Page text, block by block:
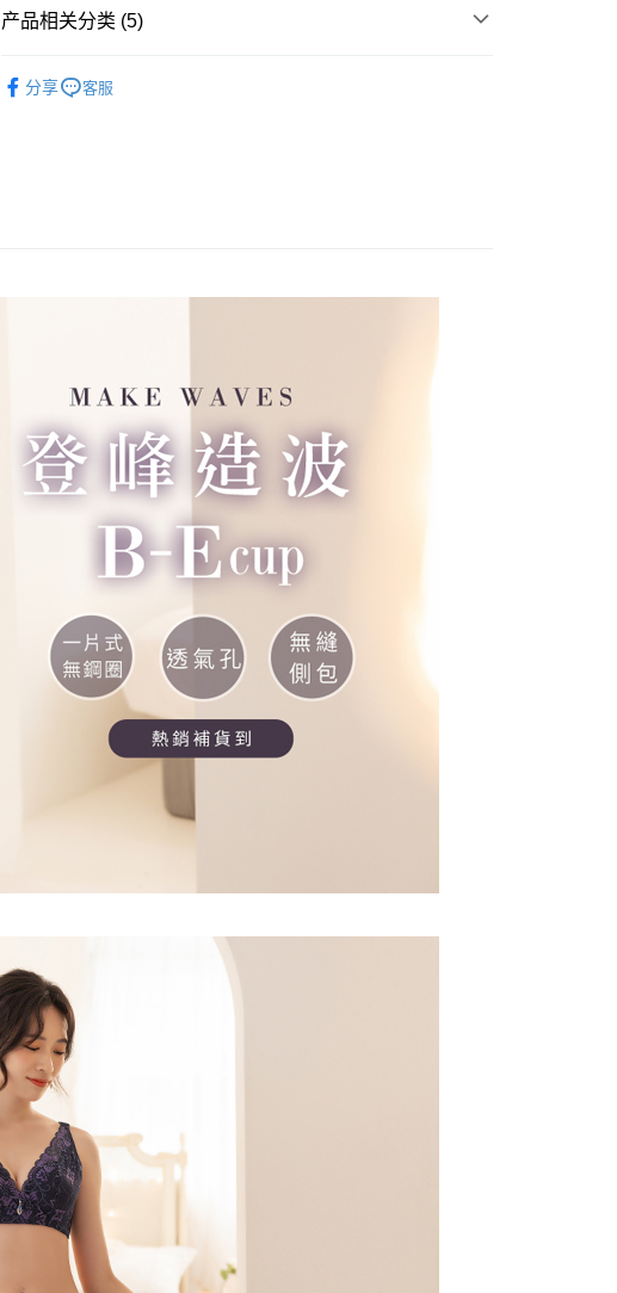
【注意事项】
1. 本服务系由 “台湾大哥大股份有限公司”所提供，让用户于交易时，得通
本公司后，依约使用本公司账单缴交账款。
2. 基于同意付款使用 “大哥付你分期”之契约关系目的，商店将以您的个人
繳費期限，為商家向您請款的時間，再加上使用AFTEE可延長的天數所計
算出。使用AFTEE下訂可以延長您收到商品前的繳費天數，但無法保證一
收到商品與否，仍需要請您在AFTEE規定的時間內完成繳費。
)所提供，並由 AFTEE 向您收取款項。因使用本服務所須提供之個人資料
若款項超過繳費期限，將根據當次的金額加收年利率 16% 的逾期滯納金。
未成年的使用者，請事先徵得法定代理人或監護人之同意方可使用
AFTEE。
聯繫恩沛科技股份有限公司。若您不同意我們將上開所示之個人資料，連
同必要之購買訂單資訊提供予 AFTEE ，或讓 AFTEE 蒐集處理利用您的個
人資料，請勿選用本服務。
每笔NT$80，满NT$499(含以上)免运费
每笔NT$80，满NT$499(含以上)免运费
7-11取貨付款
每笔NT$80，满NT$799(含以上)免运费
7-11取貨(快速到店)
每笔NT$90
宅配/離島不配送
每笔NT$80，满NT$890(含以上)免运费
每笔NT$120
國家/地區配送
产品相关分类 (5)
分享 客服